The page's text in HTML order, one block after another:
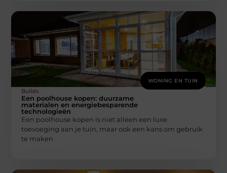
WONING EN TUIN
Builds
Een poolhouse kopen: duurzame
materialen en energiebesparende
technologieën
Een poolhouse kopen is niet alleen een luxe
toevoeging aan je tuin, maar ook een kans om gebruik
te maken